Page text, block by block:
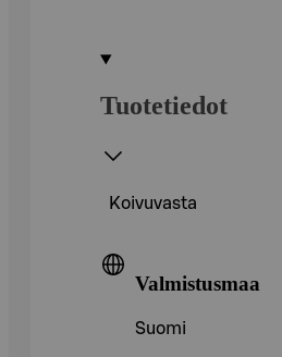
Tuotetiedot
Koivuvasta
Valmistusmaa
Suomi